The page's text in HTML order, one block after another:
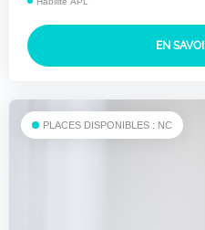
EN
PLACES DISPONIBLES : NC